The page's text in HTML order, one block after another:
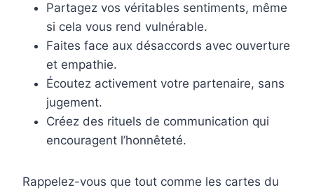
Partagez vos véritables sentiments, même
si cela vous rend vulnérable.
Faites face aux désaccords avec ouverture
et empathie.
Écoutez activement votre partenaire, sans
jugement.
Créez des rituels de communication qui
encouragent l’honnêteté.
Rappelez-vous que tout comme les cartes du